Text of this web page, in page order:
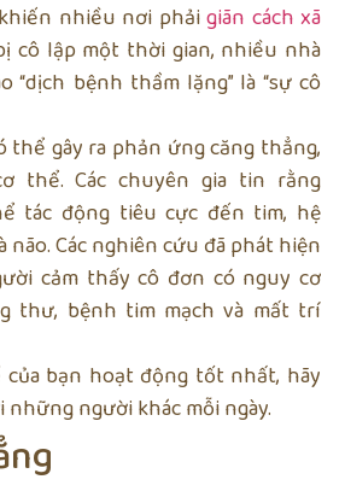
nhiều nơi phảigiãn cách xã
cô lập một thời gian, nhiều nhà
“dịch bệnh thầm lặng” là “sự cô
thể gây ra phản ứng căng thẳng,
thể. Các chuyên gia tin rằng
tác động tiêu cực đến tim, hệ
Các nghiên cứu đã phát hiện
cảm thấy cô đơn có nguy cơ
thư, bệnh tim mạch và mất trí
bạn hoạt động tốt nhất, hãy
người khác mỗi ngày.